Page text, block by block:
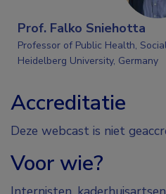
Prof. Falko Sniehotta
Professor of Public Health,
Heidelberg University, Germany
Accreditatie
Deze webcast is niet
Voor wie?